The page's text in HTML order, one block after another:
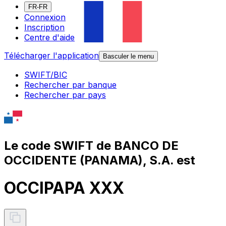
FR-FR
Connexion
Inscription
Centre d'aide
Télécharger l'application
Basculer le menu
SWIFT/BIC
Rechercher par banque
Rechercher par pays
Le code SWIFT de BANCO DE
OCCIDENTE (PANAMA), S.A. est
OCCIPAPA XXX